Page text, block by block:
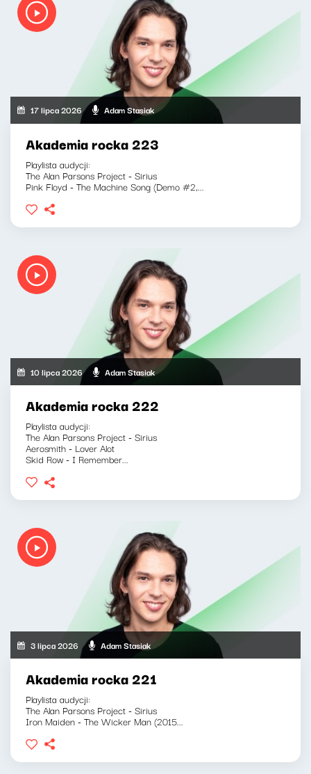
17 lipca 2026 Adam Stasiak
Akademia rocka 223
Playlista audycji:
The Alan Parsons Project - Sirius
Pink Floyd - The Machine Song (Demo #2,...
10 lipca 2026 Adam Stasiak
Akademia rocka 222
Playlista audycji:
The Alan Parsons Project - Sirius
Aerosmith - Lover Alot
Skid Row - I Remember...
3 lipca 2026 Adam Stasiak
Akademia rocka 221
Playlista audycji:
The Alan Parsons Project - Sirius
Iron Maiden - The Wicker Man (2015...